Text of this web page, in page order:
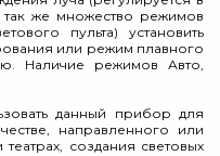
так же множество режимов
пульта) установить
или режим плавного
Наличие режимов Авто,
данный прибор для
направленного или
создания световых